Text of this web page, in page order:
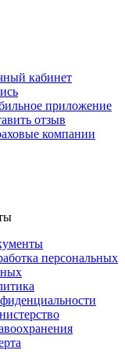
кабинет
приложение
отзыв
компании
персональных